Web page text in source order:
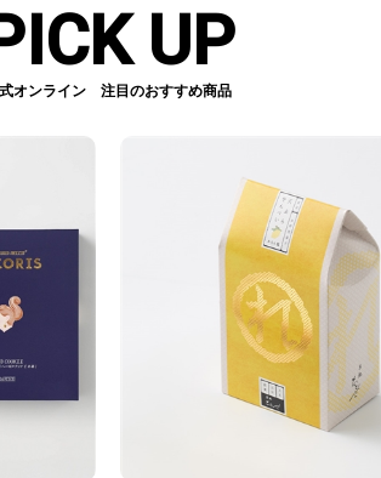
UP
オンライン 注目のおすすめ商品